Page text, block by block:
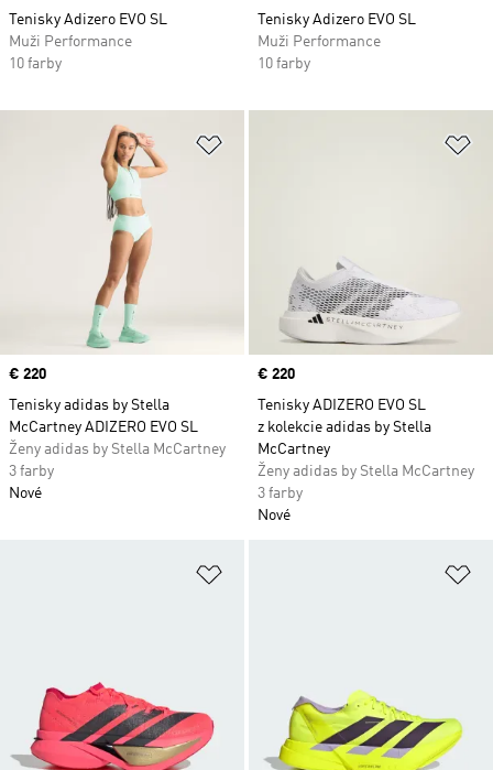
Tenisky Adizero EVO SL
Muži Performance
10 farby
Tenisky Adizero EVO SL
Muži Performance
10 farby
Pridať do zoznamu želaných
Price
€ 220
Tenisky adidas by Stella
McCartney ADIZERO EVO SL
Ženy adidas by Stella McCartney
3 farby
Nové
Price
€ 220
Tenisky ADIZERO EVO SL
z kolekcie adidas by Stella
McCartney
Ženy adidas by Stella McCartney
3 farby
Nové
Pridať do zoznamu želaných